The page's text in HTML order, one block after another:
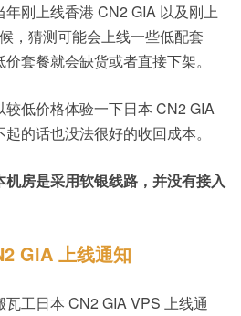
刚上线香港 CN2 GIA 以及刚上
，猜测可能会上线一些低配套
套餐就会缺货或者直接下架。
低价格体验一下日本 CN2 GIA
的话也没法很好的收回成本。
机房是采用软银线路，并没有接入
GIA 上线通知
工日本 CN2 GIA VPS 上线通